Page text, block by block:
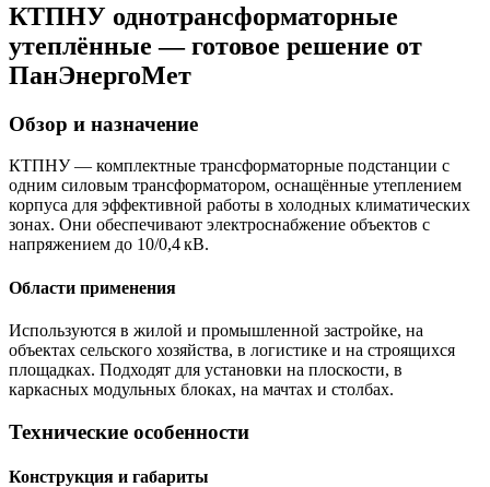
КТПНУ однотрансформаторные
утеплённые — готовое решение от
ПанЭнергоМет
Обзор и назначение
КТПНУ — комплектные трансформаторные подстанции с
одним силовым трансформатором, оснащённые утеплением
корпуса для эффективной работы в холодных климатических
зонах. Они обеспечивают электроснабжение объектов с
напряжением до 10/0,4 кВ.
Области применения
Используются в жилой и промышленной застройке, на
объектах сельского хозяйства, в логистике и на строящихся
площадках. Подходят для установки на плоскости, в
каркасных модульных блоках, на мачтах и столбах.
Технические особенности
Конструкция и габариты